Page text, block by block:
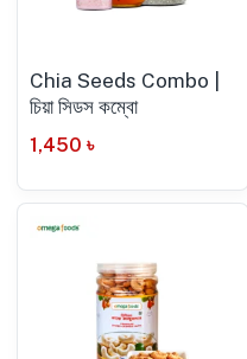
Chia Seeds Combo |
চিয়া সিডস কম্বো
1,450 ৳